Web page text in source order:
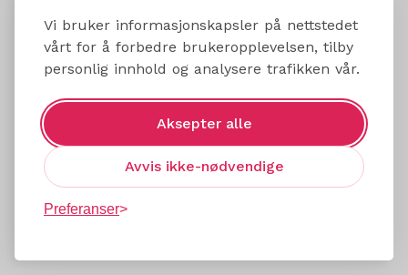
Vi bruker informasjonskapsler på nettstedet
vårt for å forbedre brukeropplevelsen, tilby
personlig innhold og analysere trafikken vår.
Aksepter alle
Avvis ikke-nødvendige
Preferanser